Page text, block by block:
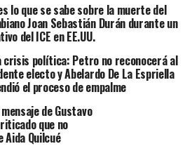
lo que se sabe sobre la muerte del
Joan Sebastián Durán durante un
del ICE en EE.UU.
crisis política: Petro no reconocerá al
electo y Abelardo De La Espriella
el proceso de empalme
de Gustavo
que no
Quilcué